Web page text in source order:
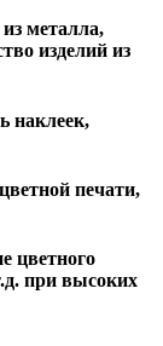
металла,
изделий из
наклеек,
печати,
цветного
при высоких